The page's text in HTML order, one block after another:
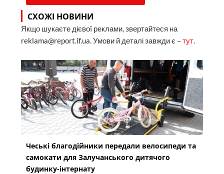
СХОЖІ НОВИНИ
Якщо шукаєте дієвої реклами, звертайтеся на
reklama@report.if.ua. Умови й деталі завжди є –тут.
Чеські благодійники передали велосипеди та
самокати для Залучанського дитячого
будинку-інтернату